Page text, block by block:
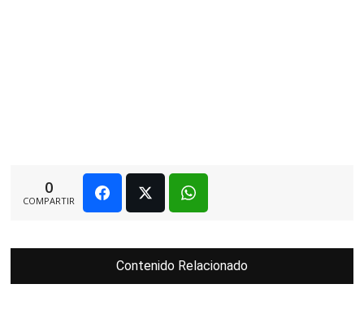
0
COMPARTIR
Contenido Relacionado